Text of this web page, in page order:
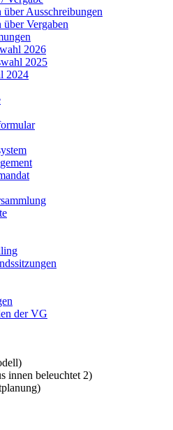
Ausschreibungen
Vergaben
2026
2025
2024
der VG